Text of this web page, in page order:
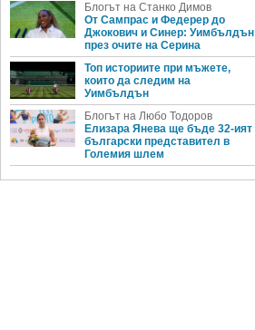
Блогът на Станко Димов
От Сампрас и Федерер до
Джокович и Синер: Уимбълдън
през очите на Серина
Топ историите при мъжете,
които да следим на
Уимбълдън
Блогът на Любо Тодоров
Елизара Янева ще бъде 32-ият
български представител в
Големия шлем